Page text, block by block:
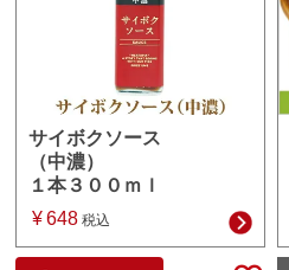
サイボクソース
（中濃）
１本３００ｍｌ
¥ 648 税込